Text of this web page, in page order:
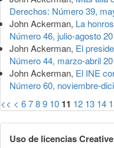
Derechos: Número 39,
John Ackerman, La
Número 46, julio-agosto
John Ackerman, El
Número 44, marzo-abril
John Ackerman, El INE
Número 60, noviembre-
<< < 6789 10 11 12 13 14
Uso de licencias